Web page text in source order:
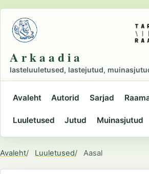
Liigu
põhisisu
juurde
A r k a a d i a
lasteluuletused, lastejutud,
Peamine
navigatsioon
Avaleht Autorid Sarjad
Luuletused Jutud Muinasjutud
Asukoht
Avaleht Luuletused Aasal